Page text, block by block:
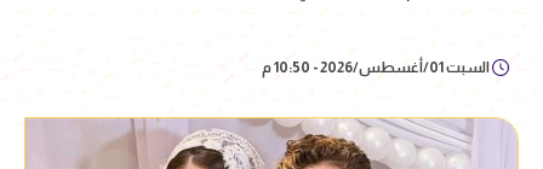
السبت 01/أغسطس/2026 - 10:50 م